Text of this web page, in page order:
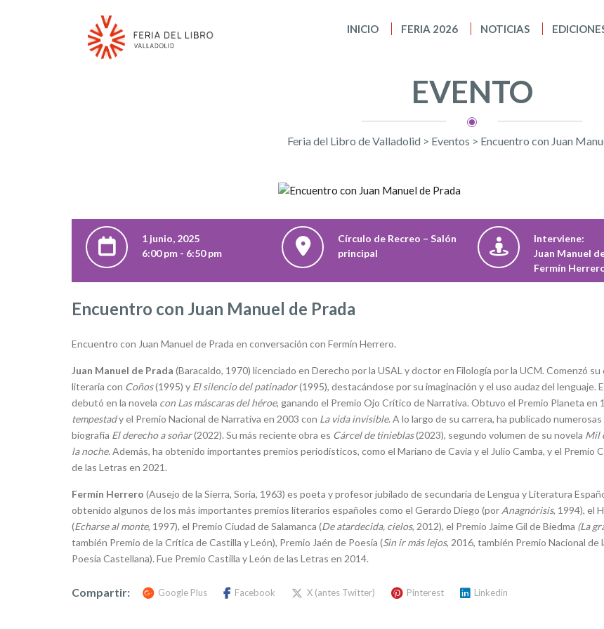
INICIO FERIA 2026 NOTICIAS
EVENTO
Feria del Libro de Valladolid > Eventos > Encuentro con Juan
1 junio, 2025
6:00 pm - 6:50 pm
Círculo de Recreo – Salón
principal
Interviene:
Juan Manuel
Fermín
Encuentro con Juan Manuel de Prada
Encuentro con Juan Manuel de Prada en conversación con Fermín Herrero.
Juan Manuel de Prada (Baracaldo, 1970) licenciado en Derecho por la USAL y doctor en Filología por la UCM. Comenzó su
literaria con Coños(1995) y El silencio del patinador(1995), destacándose por su imaginación y el uso audaz del lenguaje.
debutó en la novela con Las máscaras del héroe, ganando el Premio Ojo Crítico de Narrativa. Obtuvo el Premio Planeta en
tempestady el Premio Nacional de Narrativa en 2003 con La vida invisible. A lo largo de su carrera, ha publicado numerosas
biografía El derecho a soñar(2022). Su más reciente obra es Cárcel de tinieblas(2023), segundo volumen de su novela Mil
la noche. Además, ha obtenido importantes premios periodísticos, como el Mariano de Cavia y el Julio Camba, y el Premio
de las Letras en 2021.
Fermín Herrero (Ausejo de la Sierra, Soria, 1963) es poeta y profesor jubilado de secundaria de Lengua y Literatura
obtenido algunos de los más importantes premios literarios españoles como el Gerardo Diego (por Anagnórisis, 1994), el
(Echarse al monte, 1997), el Premio Ciudad de Salamanca (De atardecida, cielos, 2012), el Premio Jaime Gil de Biedma (La
también Premio de la Crítica de Castilla y León), Premio Jaén de Poesía (Sin ir más lejos, 2016, también Premio Nacional de
Poesía Castellana). Fue Premio Castilla y León de las Letras en 2014.
Compartir: Google Plus Facebook X (antes Twitter) Pinterest Linkedin